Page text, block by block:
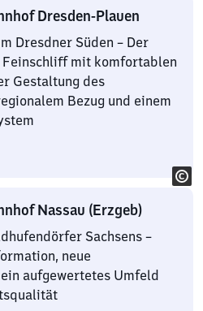
Dresden-Plauen
Dresdner Süden – Der
mit komfortablen
Gestaltung des
Bezug und einem
Nassau (Erzgeb)
Sachsens –
neue
aufgewertetes Umfeld